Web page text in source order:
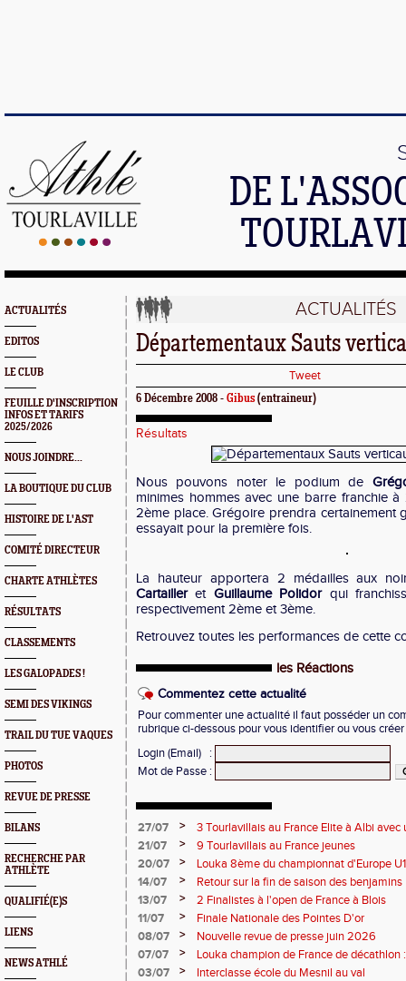
DE
ACTUALITÉS
EDITOS
LE CLUB
FEUILLE D'INSCRIPTION
INFOS ET TARIFS
2025/2026
NOUS JOINDRE...
LA BOUTIQUE DU CLUB
HISTOIRE DE L'AST
COMITÉ DIRECTEUR
CHARTE ATHLÈTES
RÉSULTATS
CLASSEMENTS
LES GALOPADES !
SEMI DES VIKINGS
TRAIL DU TUE VAQUES
PHOTOS
REVUE DE PRESSE
BILANS
RECHERCHE PAR
ATHLÈTE
QUALIFIÉ(E)S
LIENS
NEWS ATHLÉ
ACTUALITÉS
Départementaux Sauts
Tweet
6 Décembre 2008 - Gibus(entraineur)
Résultats
Nous pouvons noter le podium de
minimes hommes avec une barre franchie
2ème place. Grégoire prendra certainement
essayait pour la première fois.
La hauteur apportera 2 médailles aux
Cartailleret Guillaume Polidorqui
respectivement 2ème et 3ème.
Retrouvez toutes les performances de cette
les Réactions
Commentez cette actualité
Pour commenter une actualité il faut posséder un
rubrique ci-dessous pour vous identifier ou vous
Login (Email)
:
Mot de Passe :
27/07 >
3 Tourlavillais au France Elite à Albi
Juliette
21/07 >
9 Tourlavillais au France jeunes
20/07
>
Louka 8ème du championnat d'Europe
14/07
>
Retour sur la fin de saison des benjamins
13/07
>
2 Finalistes à l'open de France à Blois
11/07
>
Finale Nationale des Pointes D'or
08/07
>
Nouvelle revue de presse juin 2026
07/07
>
Louka champion de France de décathlon
points !
03/07 >
Interclasse école du Mesnil au val